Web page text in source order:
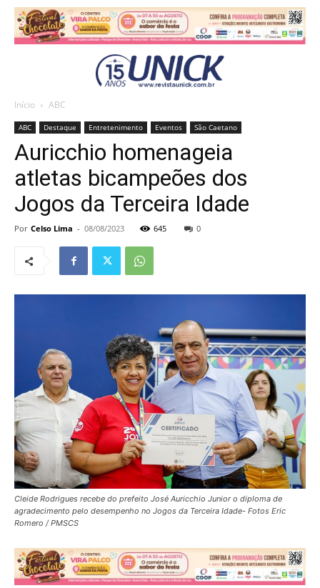
Início ABC
ABC Destaque Entretenimento Eventos São Caetano
Auricchio homenageia
atletas bicampeões dos
Jogos da Terceira Idade
Por Celso Lima - 08/08/2023 645 0
Cleide Rodrigues recebe do prefeito José Auricchio Junior o diploma de
agradecimento pelo desempenho no Jogos da Terceira Idade- Fotos Eric
Romero / PMSCS